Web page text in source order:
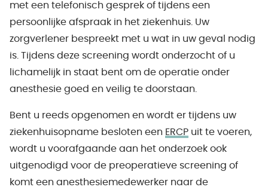
met een telefonisch gesprek of tijdens een
persoonlijke afspraak in het ziekenhuis. Uw
zorgverlener bespreekt met u wat in uw geval nodig
is. Tijdens deze screening wordt onderzocht of u
lichamelijk in staat bent om de operatie onder
anesthesie goed en veilig te doorstaan.
Bent u reeds opgenomen en wordt er tijdens uw
ziekenhuisopname besloten een ERCP uit te voeren,
wordt u voorafgaande aan het onderzoek ook
uitgenodigd voor de preoperatieve screening of
komt een anesthesiemedewerker naar de